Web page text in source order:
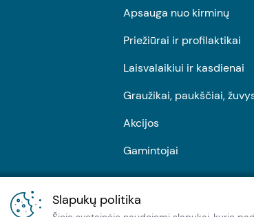
Slapukų politika
Apsauga nuo kirminų
Priežiūrai ir profilaktikai
Laisvalaikiui ir kasdienai
Graužikai, paukščiai,
Akcijos
Gamintojai